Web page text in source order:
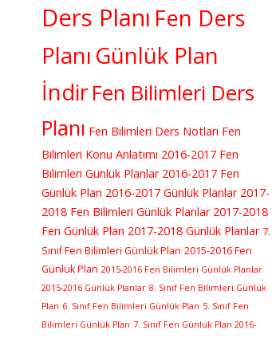
Ders Planı Fen Ders
Planı Günlük Plan
İndirFen Bilimleri Ders
Planı Fen Bilimleri Ders Notları Fen
Bilimleri Konu Anlatımı 2016-2017 Fen
Bilimleri Günlük Planlar 2016-2017 Fen
Günlük Plan 2016-2017 Günlük Planlar 2017-
2018 Fen Bilimleri Günlük Planlar 2017-2018
Fen Günlük Plan 2017-2018 Günlük Planlar 7.
Sınıf Fen Bilimleri Günlük Plan 2015-2016 Fen
Günlük Plan 2015-2016 Fen Bilimleri Günlük Planlar
2015-2016 Günlük Planlar 8. Sınıf Fen Bilimleri Günlük
Plan 6. Sınıf Fen Bilimleri Günlük Plan 5. Sınıf Fen
Bilimleri Günlük Plan 7. Sınıf Fen Günlük Plan 2016-